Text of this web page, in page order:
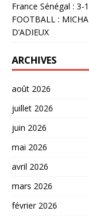
France Sénégal :
FOOTBALL :
D’ADIEUX
ARCHIVES
août 2026
juillet 2026
juin 2026
mai 2026
avril 2026
mars 2026
février 2026